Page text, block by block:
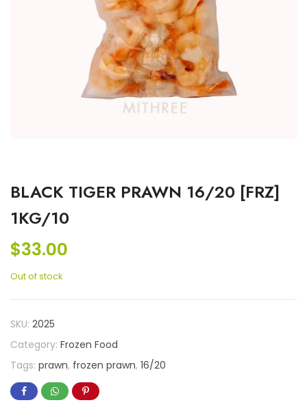
BLACK TIGER PRAWN 16/20 [FRZ]
1KG/10
$33.00
Out of stock
SKU: 2025
Category: Frozen Food
Tags: prawn, frozen prawn, 16/20